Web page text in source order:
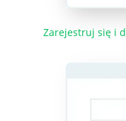
Zarejestruj się i